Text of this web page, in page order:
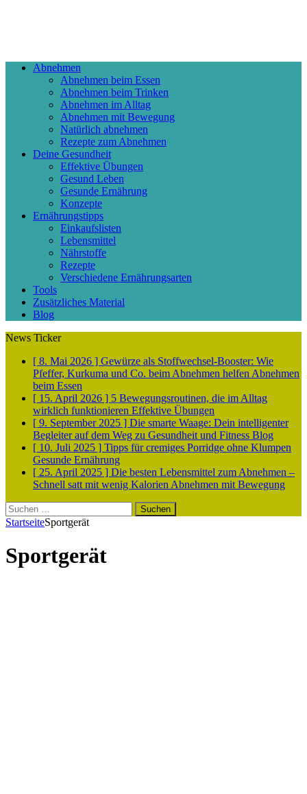
Abnehmen
Abnehmen beim Essen
Abnehmen beim Trinken
Abnehmen im Alltag
Abnehmen mit Bewegung
Natürlich abnehmen
Rezepte zum Abnehmen
Deine Gesundheit
Effektive Übungen
Gesund Leben
Gesunde Ernährung
Konzepte
Ernährungstipps
Einkaufslisten
Lebensmittel
Nährstoffe
Rezepte
Verschiedene Ernährungsarten
Tools
Zusätzliches Material
Blog
News Ticker
[ 8. Mai 2026 ] Gewürze als Stoffwechsel-Booster: Wie
Pfeffer, Kurkuma und Co. beim Abnehmen helfen Abnehmen
beim Essen
[ 15. April 2026 ] 5 Bewegungsroutinen, die im Alltag
wirklich funktionieren Effektive Übungen
[ 9. September 2025 ] Die smarte Waage: Dein intelligenter
Begleiter auf dem Weg zu Gesundheit und Fitness Blog
[ 10. Juli 2025 ] Tipps für cremiges Porridge ohne Klumpen
Gesunde Ernährung
[ 25. April 2025 ] Die besten Lebensmittel zum Abnehmen –
Schnell satt mit wenig Kalorien Abnehmen mit Bewegung
Suchen
nach:
StartseiteSportgerät
Sportgerät